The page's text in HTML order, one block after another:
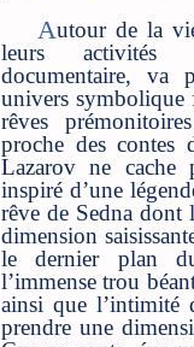
Autour de la vie de ces deux personnages, de
leurs activités
documentaire, va
univers symbolique
rêves
proche des contes
Lazarov ne cache
inspiré d’une
rêve de Sedna dont
dimension
le dernier plan
l’immense trou
ainsi que l’intimité
prendre une